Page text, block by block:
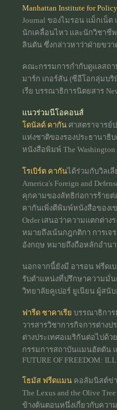
Manhattan Institute for
Journal ของไมรอน แม็กเน็
นักเคลื่อนไหว และนักวิชาชี
ลินตัน ซึ่งกล่าวหาว่าฝ่ายขว
คณะกรรมการกำกับดูแลสถา
มาร์ก เกอร์สัน (ซีอีโอกลุ่มบริ
เรีย บรรณาธิการนิตยสาร
แนวร่วมนีโอคอนส์
โดนัลด์ คากัน ศาสตราจารย์
แห่งชาติของรองประธานาธิ
หนังสือพิมพ์ The Washington
โรเบิร์ต คากันได้ร่วมกับวิลเลี
America's Foreign and
คุกคามของลัทธิก่อการร้ายต่
คากันเพิ่งตีพิมพ์หนังสือของเข
Order เสนอว่าความแตกต่า
หมายถึงเน้นกฎกติกา การเจ
อังกฤษ หมายถึงถือหลักอำน
นอกจากนี้ยังมี อารอน ฟรีดเ
รับตำแหน่งที่ปรึกษาความมั่น
วิทยาลัยคูเปอร์ ยูเนียน ผู้สนั
ฟารีด ซาคาเรีย บรรณาธิการ
วารสารวิชาการกิจการต่าง
ต่างประเทศอเมริกันต่อไปด้
กรรมการสถาบันแมนฮัตตัน
FUTURE OF FREEDOM:
โธมัส ฟรีดแมน คอลัมนิสต์ข่า
The Lexus and the Olive
ข้างต้นตอนหนึ่งเกี่ยวกับควา